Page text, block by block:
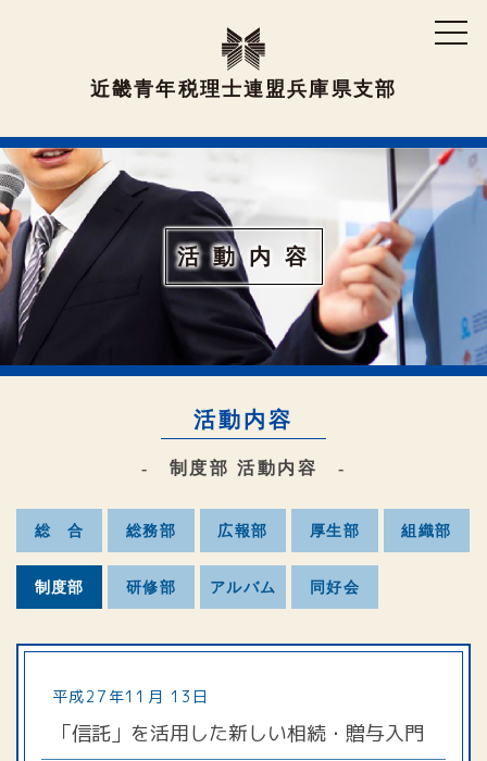
近畿青年税理士連盟兵庫県支部
活 動 内 容
活動内容
- 制度部 活動内容 -
総 合 総務部 広報部 厚生部 組織部
制度部 研修部 アルバム 同好会
平成27年11月 13日
「信託」を活用した新しい相続・贈与入門